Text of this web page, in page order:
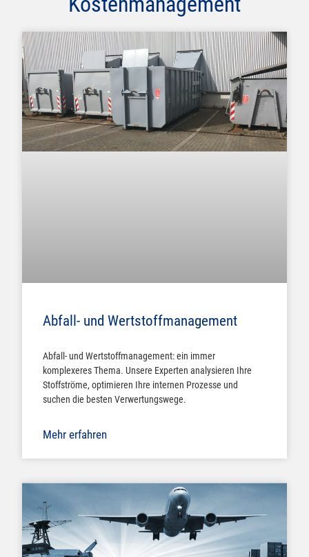
Abfall- und Wertstoffmanagement
Abfall- und Wertstoffmanagement: ein immer
komplexeres Thema. Unsere Experten analysieren Ihre
Stoffströme, optimieren Ihre internen Prozesse und
suchen die besten Verwertungswege.
Mehr erfahren